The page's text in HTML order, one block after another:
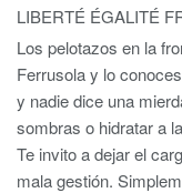
LIBERTÉ ÉGALITÉ
Los pelotazos en la
Ferrusola y lo
y nadie dice una
sombras o hidratar a
Te invito a dejar el
mala gestión.